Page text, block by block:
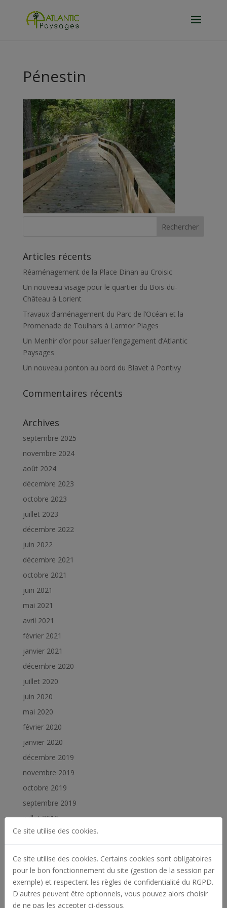
Pénestin
Articles récents
Réaménagement de la Place Dinan au Croisic
Un nouveau visage pour le quartier du Bois-du-
Château à Lorient
Travaux d’aménagement du Parc de l’Océan et la
Promenade de Toulhars à Larmor Plages
Un Menhir d’or pour saluer l’engagement d’Atlantic
Paysages
Un nouveau ponton au bord du Blavet à Pontivy
Commentaires récents
Archives
septembre 2025
novembre 2024
août 2024
décembre 2023
octobre 2023
juillet 2023
décembre 2022
juin 2022
décembre 2021
octobre 2021
juin 2021
mai 2021
avril 2021
février 2021
janvier 2021
décembre 2020
juillet 2020
juin 2020
mai 2020
février 2020
janvier 2020
décembre 2019
novembre 2019
octobre 2019
septembre 2019
juillet 2019
juin 2019
janvier 2019
Catégories
Actualités
Ce site utilise des cookies.
Ce site utilise des cookies. Certains cookies sont obligatoires
pour le bon fonctionnement du site (gestion de la session par
exemple) et respectent les règles de confidentialité du RGPD.
D'autres peuvent être optionnels, vous pouvez alors choisir
de ne pas les accepter ci-dessous.